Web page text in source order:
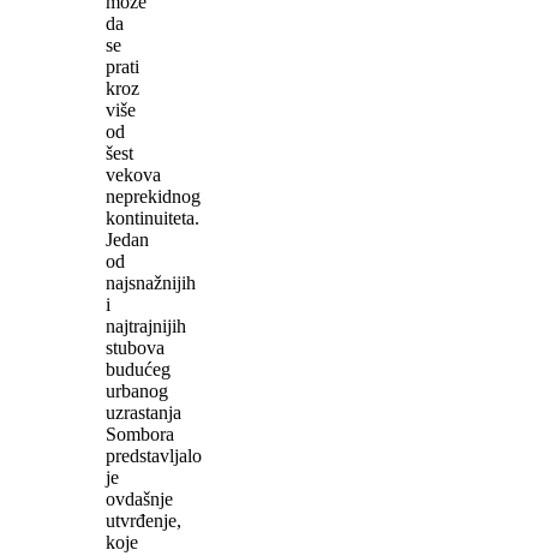
da
se
prati
kroz
više
od
šest
vekova
neprekidnog
kontinuiteta.
Jedan
od
najsnažnijih
i
najtrajnijih
stubova
budućeg
urbanog
uzrastanja
Sombora
predstavljalo
je
ovdašnje
utvrđenje,
koje